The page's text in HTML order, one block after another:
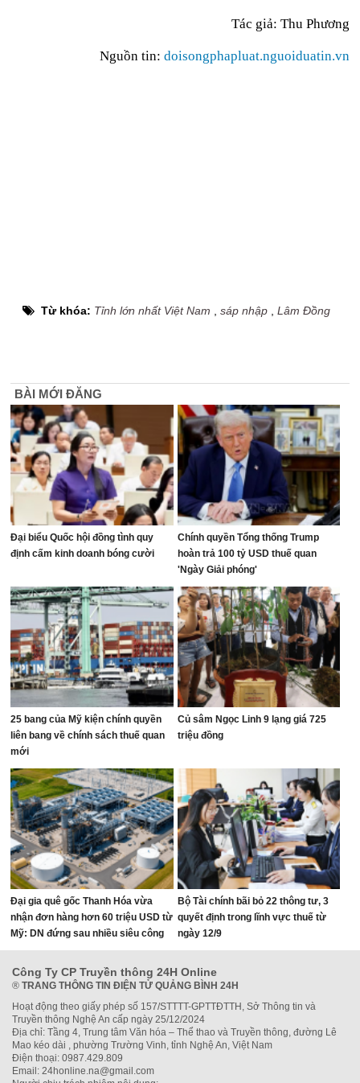
Tác giả: Thu Phương
Nguồn tin: doisongphapluat.nguoiduatin.vn
Từ khóa: Tỉnh lớn nhất Việt Nam ,sáp nhập ,Lâm Đồng
BÀI MỚI ĐĂNG
Đại biểu Quốc hội đồng tình quy
định cấm kinh doanh bóng cười
Chính quyền Tổng thống Trump
hoàn trả 100 tỷ USD thuế quan
'Ngày Giải phóng'
25 bang của Mỹ kiện chính quyền
liên bang về chính sách thuế quan
mới
Củ sâm Ngọc Linh 9 lạng giá 725
triệu đồng
Đại gia quê gốc Thanh Hóa vừa
nhận đơn hàng hơn 60 triệu USD từ
Mỹ: DN đứng sau nhiều siêu công
trình thế giới, từ World Cup đến mái
vòm thép lớn nhất hành tinh
Bộ Tài chính bãi bỏ 22 thông tư, 3
quyết định trong lĩnh vực thuế từ
ngày 12/9
Công Ty CP Truyền thông 24H Online
® TRANG THÔNG TIN ĐIỆN TỬ QUẢNG BÌNH 24H
Hoạt động theo giấy phép số 157/STTTT-GPTTĐTTH, Sở Thông tin và
Truyền thông Nghệ An cấp ngày 25/12/2024
Địa chỉ: Tầng 4, Trung tâm Văn hóa – Thể thao và Truyền thông, đường Lê
Mao kéo dài , phường Trường Vinh, tỉnh Nghệ An, Việt Nam
Điện thoại: 0987.429.809
Email: 24honline.na@gmail.com